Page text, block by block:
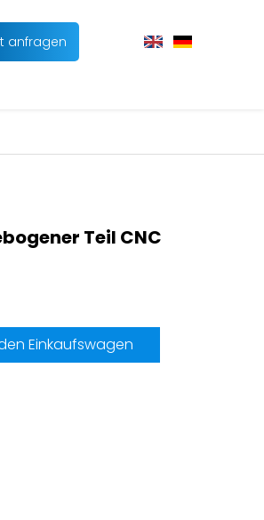
anfragen
Teil CNC
Einkaufswagen